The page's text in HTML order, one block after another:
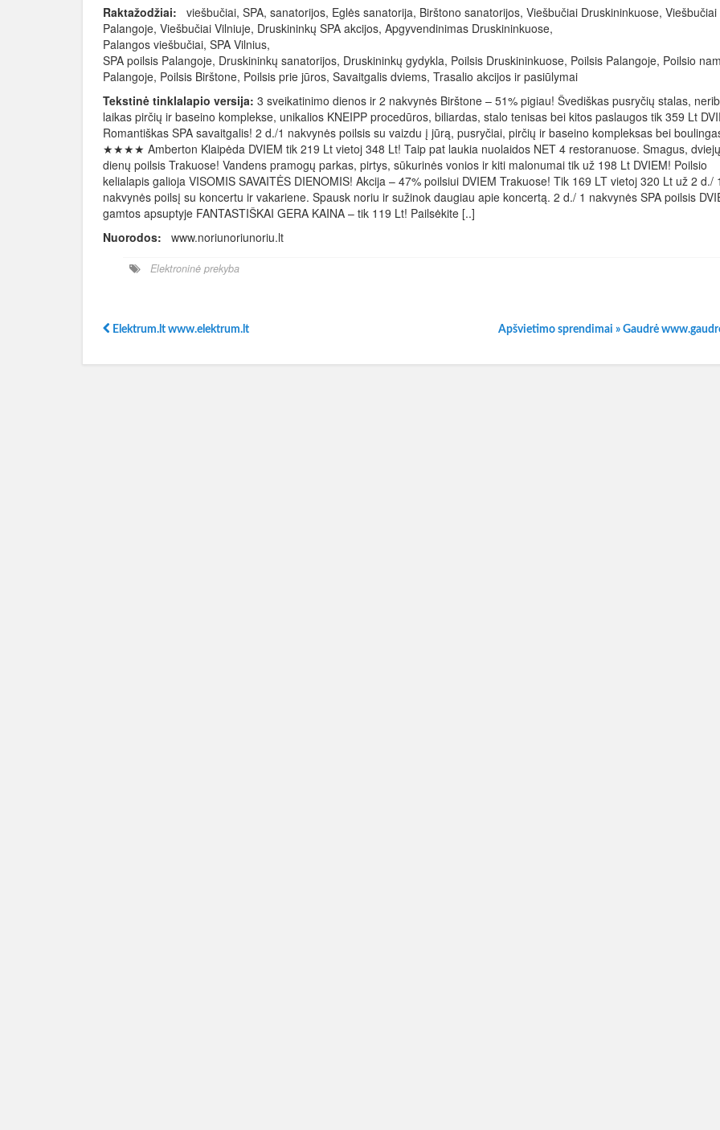
Raktažodžiai: viešbučiai, SPA, sanatorijos, Eglės sanatorija, Birštono sanatorijos, Viešbučiai Druskininkuose, Viešbučiai
Palangoje, Viešbučiai Vilniuje, Druskininkų SPA akcijos, Apgyvendinimas Druskininkuose,
Palangos viešbučiai, SPA Vilnius,
SPA poilsis Palangoje, Druskininkų sanatorijos, Druskininkų gydykla, Poilsis Druskininkuose, Poilsis Palangoje, Poilsio
Palangoje, Poilsis Birštone, Poilsis prie jūros, Savaitgalis dviems, Trasalio akcijos ir pasiūlymai
Tekstinė tinklalapio versija: 3 sveikatinimo dienos ir 2 nakvynės Birštone – 51% pigiau! Švediškas pusryčių stalas,
laikas pirčių ir baseino komplekse, unikalios KNEIPP procedūros, biliardas, stalo tenisas bei kitos paslaugos tik 359 Lt
Romantiškas SPA savaitgalis! 2 d./1 nakvynės poilsis su vaizdu į jūrą, pusryčiai, pirčių ir baseino kompleksas bei
★★★★ Amberton Klaipėda DVIEM tik 219 Lt vietoj 348 Lt! Taip pat laukia nuolaidos NET 4 restoranuose. Smagus, dviejų
dienų poilsis Trakuose! Vandens pramogų parkas, pirtys, sūkurinės vonios ir kiti malonumai tik už 198 Lt DVIEM! Poilsio
kelialapis galioja VISOMIS SAVAITĖS DIENOMIS! Akcija – 47% poilsiui DVIEM Trakuose! Tik 169 LT vietoj 320 Lt už 2 d./
nakvynės poilsį su koncertu ir vakariene. Spausk noriu ir sužinok daugiau apie koncertą. 2 d./ 1 nakvynės SPA poilsis
gamtos apsuptyje FANTASTIŠKAI GERA KAINA – tik 119 Lt! Pailsėkite [..]
Nuorodos: www.noriunoriunoriu.lt
Elektroninė prekyba
Elektrum.lt www.elektrum.lt Apšvietimo sprendimai » Gaudrė